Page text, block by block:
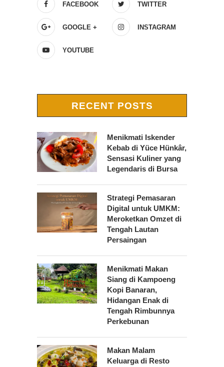
FACEBOOK TWITTER
GOOGLE + INSTAGRAM
YOUTUBE
RECENT POSTS
Menikmati Iskender
Kebab di Yüce Hünkâr,
Sensasi Kuliner yang
Legendaris di Bursa
Strategi Pemasaran
Digital untuk UMKM:
Meroketkan Omzet di
Tengah Lautan
Persaingan
Menikmati Makan
Siang di Kampoeng
Kopi Banaran,
Hidangan Enak di
Tengah Rimbunnya
Perkebunan
Makan Malam
Keluarga di Resto